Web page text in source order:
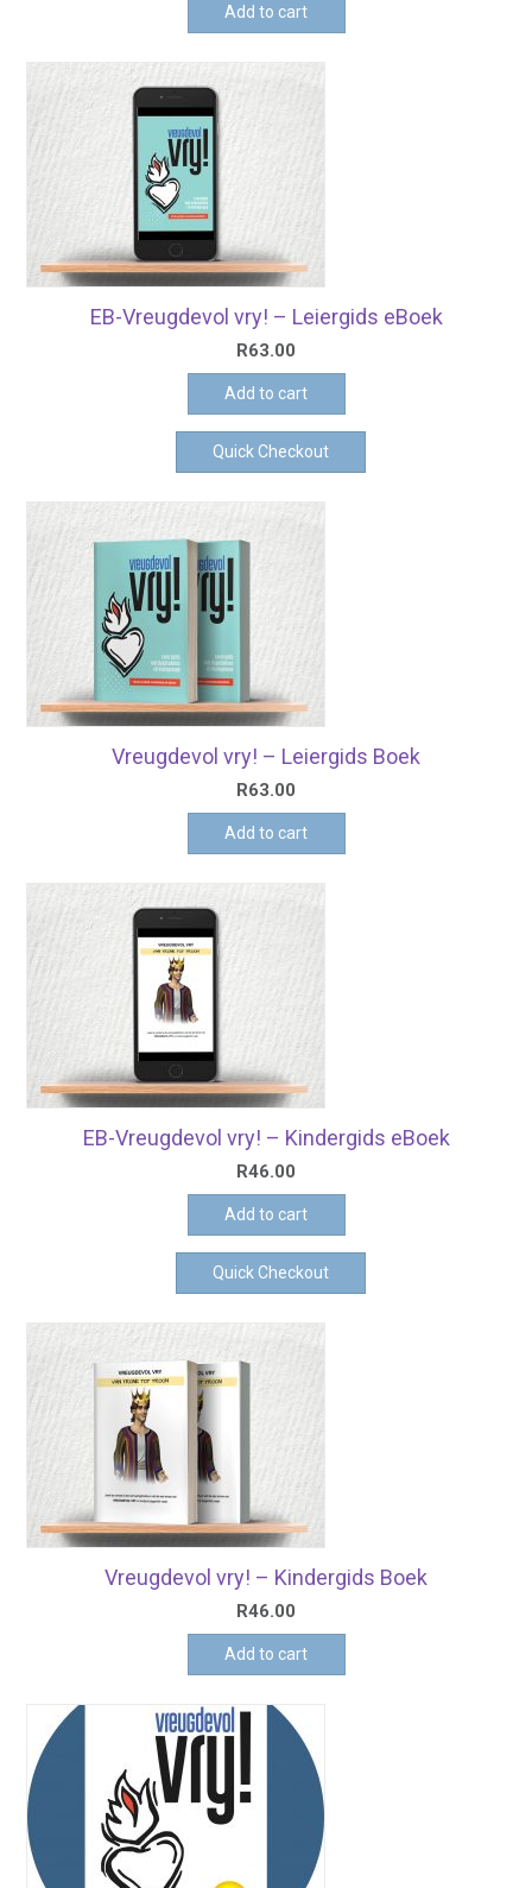
Add to cart
EB-Vreugdevol vry! – Leiergids eBoek
R63.00
Add to cart
Quick Checkout
Vreugdevol vry! – Leiergids Boek
R63.00
Add to cart
EB-Vreugdevol vry! – Kindergids eBoek
R46.00
Add to cart
Quick Checkout
Vreugdevol vry! – Kindergids Boek
R46.00
Add to cart